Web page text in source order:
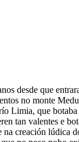
desde que
no monte
Limia, que botaba
tan valentes e
creación lúdica